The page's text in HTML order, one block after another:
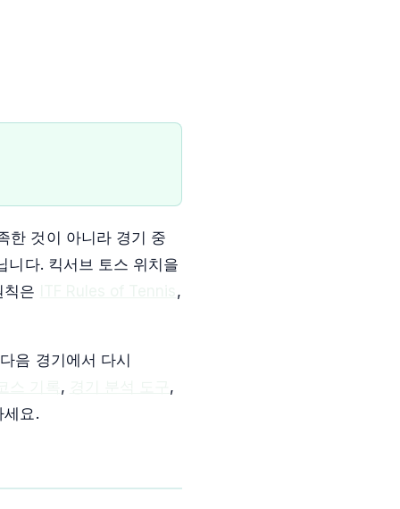
한 것이 아니라 경기 중
니다. 킥서브 토스 위치을
은
,
음 경기에서 다시
,
,
세요.